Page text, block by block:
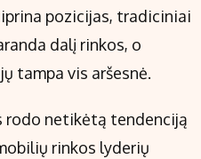
pozicijas, tradiciniai
dalį rinkos, o
tampa vis aršesnė.
rodo netikėtą tendenciją
rinkos lyderių